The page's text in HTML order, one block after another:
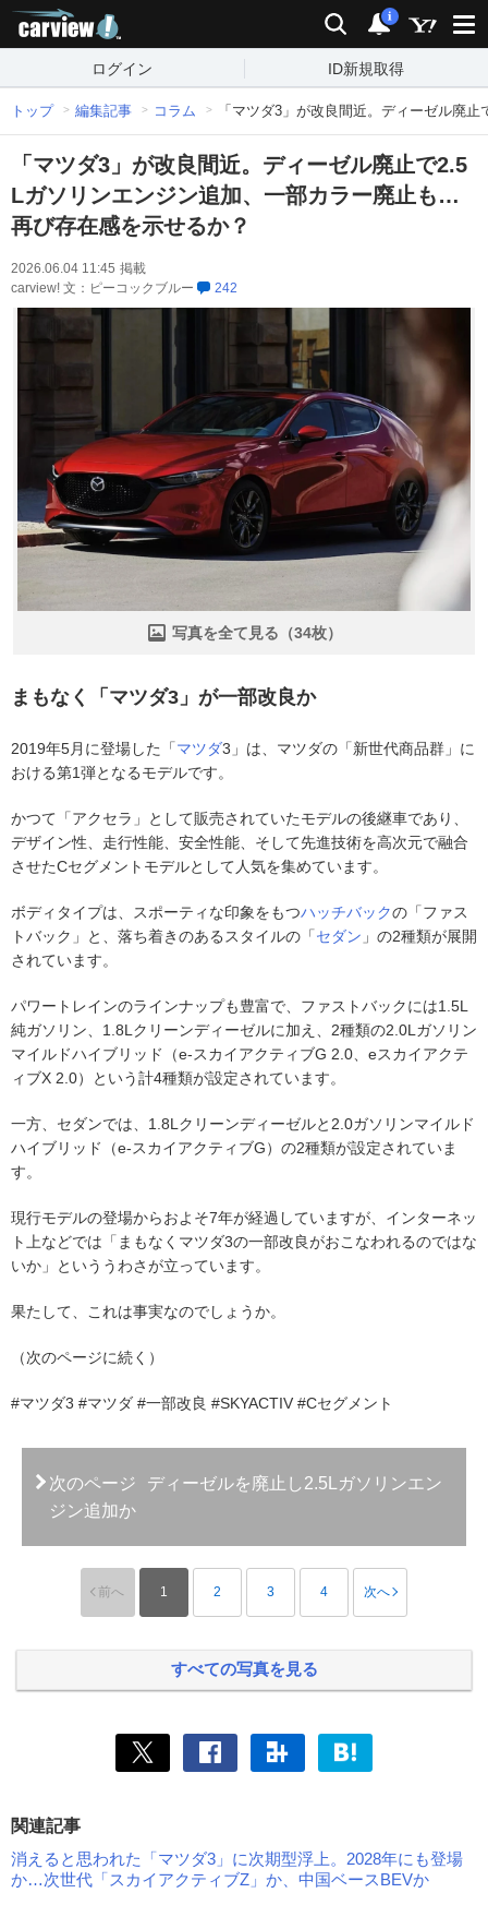
検索 通知
i
ログイン ID新規取得
トップ 編集記事 コラム 「マツダ3」が改良間近。ディーゼル廃
「マツダ3」が改良間近。ディーゼル廃止で2.5
Lガソリンエンジン追加、一部カラー廃止も…
再び存在感を示せるか？
2026.06.04 11:45 掲載
carview! 文：ピーコックブルー
242
写真を全て見る（34枚）
まもなく「マツダ3」が一部改良か
2019年5月に登場した「マツダ3」は、マツダの「新世代商品群」に
おける第1弾となるモデルです。
かつて「アクセラ」として販売されていたモデルの後継車であり、
デザイン性、走行性能、安全性能、そして先進技術を高次元で融合
させたCセグメントモデルとして人気を集めています。
ボディタイプは、スポーティな印象をもつハッチバックの「ファス
トバック」と、落ち着きのあるスタイルの「セダン 」の2種類が展開
されています。
パワートレインのラインナップも豊富で、ファストバックには1.5L
純ガソリン、1.8Lクリーンディーゼルに加え、2種類の2.0Lガソリン
マイルドハイブリッド（e-スカイアクティブG 2.0、eスカイアクテ
ィブX 2.0）という計4種類が設定されています。
一方、セダンでは、1.8Lクリーンディーゼルと2.0ガソリンマイルド
ハイブリッド（e-スカイアクティブG）の2種類が設定されていま
す。
現行モデルの登場からおよそ7年が経過していますが、インターネッ
ト上などでは「まもなくマツダ3の一部改良がおこなわれるのではな
いか」といううわさが立っています。
果たして、これは事実なのでしょうか。
（次のページに続く）
#マツダ3 #マツダ #一部改良 #SKYACTIV #Cセグメント
次のページ
ディーゼルを廃止し2.5Lガソリンエン
ジン追加か
前へ 1 2 3 4 次へ
すべての写真を見る
関連記事
消えると思われた「マツダ3」に次期型浮上。2028年にも登場
か…次世代「スカイアクティブZ」か、中国ベースBEVか